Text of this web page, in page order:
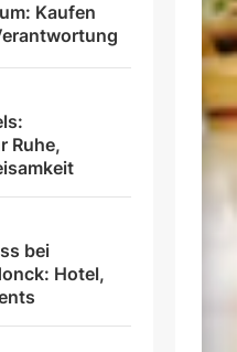
Kaufen
Ruhe,
bei
Hotel,